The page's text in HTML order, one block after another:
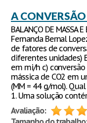
A
BALANÇO DE MASSA
Fernanda Bernal
de fatores de
diferentes unidades)
em mi/h c)
mássica de CO2 em
(MM = 44 g/mol).
1. Uma solução
Avaliação: